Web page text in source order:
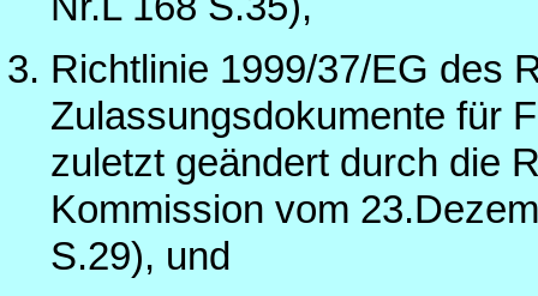
Richtlinie 1999/37/EG des
Zulassungsdokumente für
zuletzt geändert durch die
Kommission vom
S.29), und